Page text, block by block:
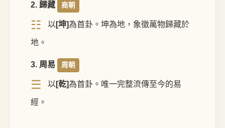
2. 歸藏 商朝
☷ 以 [坤]為首卦。坤為地，象徵萬物歸藏於
地。
3. 周易 周朝
☰ 以 [乾]為首卦。唯一完整流傳至今的易
經。